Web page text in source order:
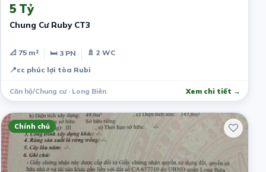
5 Tỷ
Chung Cư Ruby CT3
📐 75 m² 🛏 3 PN
🚿 2 WC
📍cc phúc lợi tòa Rubi
Căn hộ/Chung cư · Long Biên Xem chi tiết →
Chính chủ